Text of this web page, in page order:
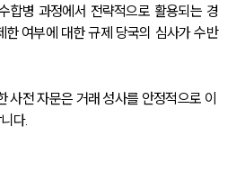
합병 과정에서 전략적으로 활용되는 경
한 여부에 대한 규제 당국의 심사가 수반
사전 자문은 거래 성사를 안정적으로 이
다.